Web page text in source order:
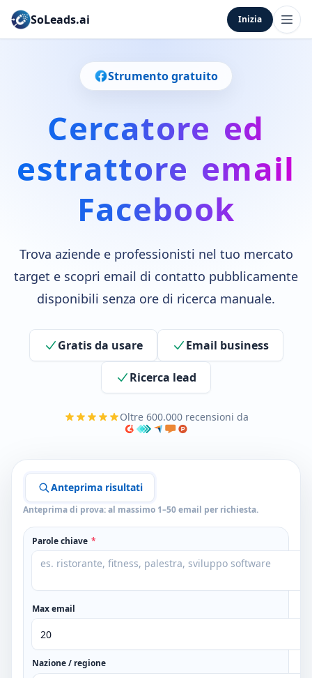
SoLeads.ai Inizia
Strumento gratuito
Cercatore ed
estrattore email
Facebook
Trova aziende e professionisti nel tuo mercato
target e scopri email di contatto pubblicamente
disponibili senza ore di ricerca manuale.
Gratis da usare Email business
Ricerca lead
Oltre 600.000 recensioni da
Anteprima risultati
Anteprima di prova: al massimo 1–50 email per richiesta.
Parole chiave *
Max email
Nazione / regione